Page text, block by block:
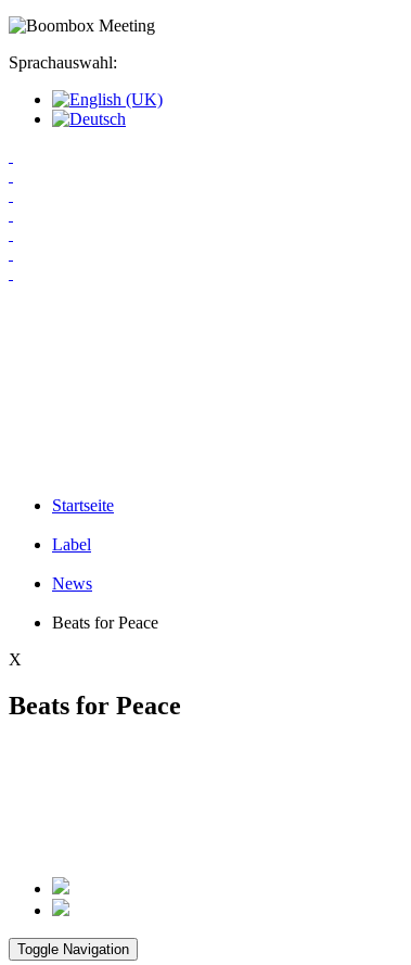
Sprachauswahl:
Startseite
Label
News
Beats for Peace
X
Beats for Peace
Toggle Navigation